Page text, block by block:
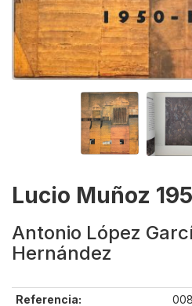
Lucio Muñoz
Antonio López
Hernández
Referencia: